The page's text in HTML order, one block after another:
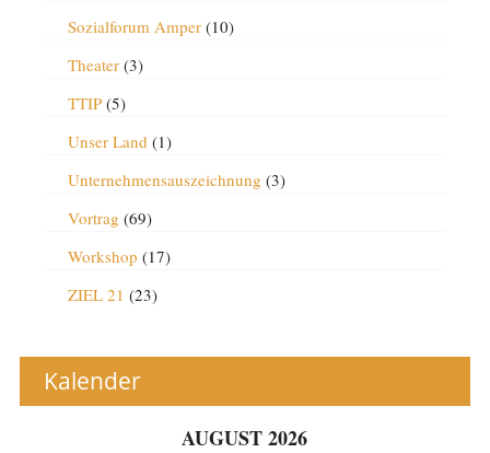
Sozialforum Amper(10)
Theater(3)
TTIP(5)
Unser Land (1)
Unternehmensauszeichnung (3)
Vortrag (69)
Workshop (17)
ZIEL 21 (23)
Kalender
AUGUST 2026